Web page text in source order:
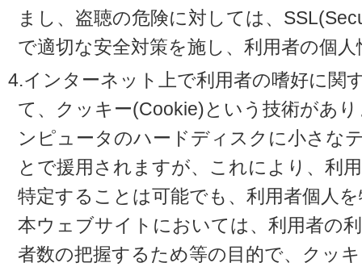
まし、盗聴の危険に対しては、
で適切な安全対策を施し、利用者の個
4.インターネット上で利用者の嗜好に関
て、クッキー(Cookie)という技術があ
ンピュータのハードディスクに小さな
とで援用されますが、これにより、利
特定することは可能でも、利用者個人
本ウェブサイトにおいては、利用者の
者数の把握するため等の目的で、クッ